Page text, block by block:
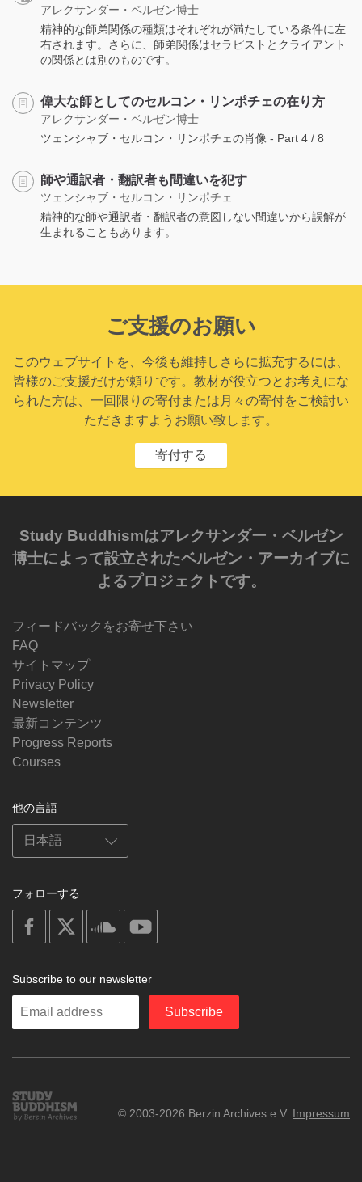
アレクサンダー・ベルゼン博士
精神的な師弟関係の種類はそれぞれが満たしている条件に左
右されます。さらに、師弟関係はセラピストとクライアント
の関係とは別のものです。
偉大な師としてのセルコン・リンポチェの在り方
アレクサンダー・ベルゼン博士
ツェンシャブ・セルコン・リンポチェの肖像 - Part 4 / 8
師や通訳者・翻訳者も間違いを犯す
ツェンシャブ・セルコン・リンポチェ
精神的な師や通訳者・翻訳者の意図しない間違いから誤解が
生まれることもあります。
ご支援のお願い
このウェブサイトを、今後も維持しさらに拡充するには、
皆様のご支援だけが頼りです。教材が役立つとお考えにな
られた方は、一回限りの寄付または月々の寄付をご検討い
ただきますようお願い致します。
寄付する
Study Buddhismはアレクサンダー・ベルゼン
博士によって設立されたベルゼン・アーカイブに
よるプロジェクトです。
フィードバックをお寄せ下さい
FAQ
サイトマップ
Privacy Policy
Newsletter
最新コンテンツ
Progress Reports
Courses
他の言語
フォローする
on
facebook
soundcloud
Subscribe to our newsletter
Enter
Subscribe
Study
Buddhism
© 2003-2026 Berzin Archives e.V. Impressum